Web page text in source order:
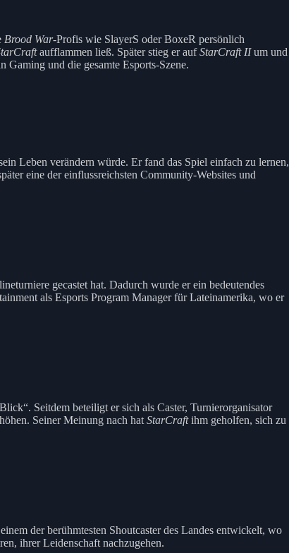
Brood War-Profis wie SlayerS oder BoxeR persönlich
aufflammen ließ. Später stieg er aufStarCraft IIum und
und die gesamte Esports-Szene.
Leben verändern würde. Er fand das Spiel einfach zu lernen,
eine der einflussreichsten Community-Websites und
gecastet hat. Dadurch wurde er ein bedeutendes
als Esports Program Manager für Lateinamerika, wo er
Seitdem beteiligt er sich als Caster, Turnierorganisator
Seiner Meinung nach hat StarCraftihm geholfen, sich zu
der berühmtesten Shoutcaster des Landes entwickelt, wo
ihrer Leidenschaft nachzugehen.